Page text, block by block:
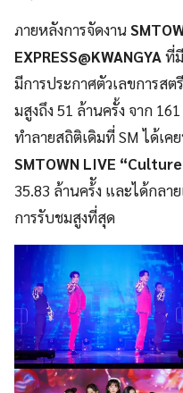
ภายหลังการจัดงาน
EXPRESS@KWANGYAที่
มีการประกาศตัวเลขการส
มสูงถึง 51 ล้านครั้ง จาก
ทำลายสถิติเดิมที่ SM ได้เค
SMTOWN LIVE
35.83 ล้านคร้ัง และได้กล
การรับชมสูงที่สุด